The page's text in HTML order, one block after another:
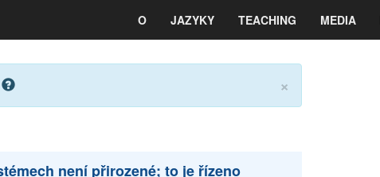
O JAZYKY TEACHING MEDIA
×
není přirozené; to je řízeno